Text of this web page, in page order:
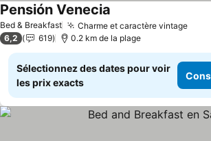
Bed & Breakfast Charme et caractère vintage
Pensión Venecia
6,2 619 0.2 km de la plage
Sélectionnez des dates pour voir
les prix exacts